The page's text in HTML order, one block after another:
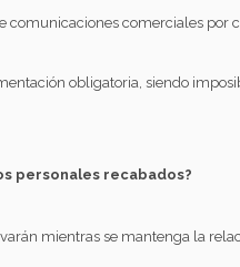
comunicaciones comerciales
obligatoria, siendo
personales recabados?
mientras se mantenga la